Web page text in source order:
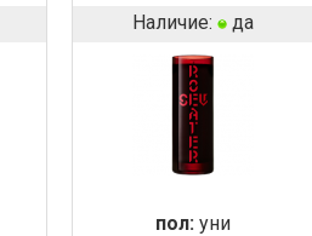
Наличие: да
пол: уни